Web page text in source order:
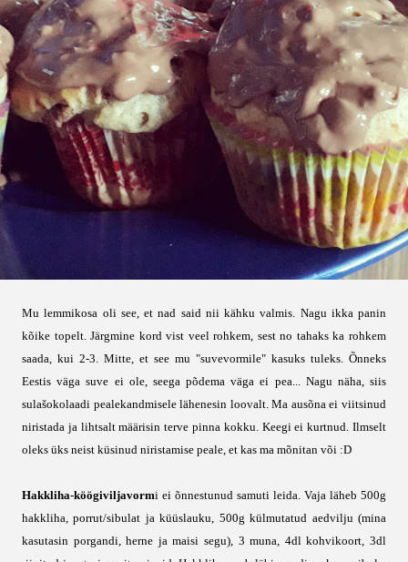
Mu lemmikosa oli see, et nad said nii kähku valmis. Nagu ikka panin
kõike topelt. Järgmine kord vist veel rohkem, sest no tahaks ka rohkem
saada, kui 2-3. Mitte, et see mu "suvevormile" kasuks tuleks. Õnneks
Eestis väga suve ei ole, seega põdema väga ei pea... Nagu näha, siis
sulašokolaadi pealekandmisele lähenesin loovalt. Ma ausõna ei viitsinud
niristada ja lihtsalt määrisin terve pinna kokku. Keegi ei kurtnud. Ilmselt
oleks üks neist küsinud niristamise peale, et kas ma mõnitan või :D
Hakkliha-köögiviljavormi ei õnnestunud samuti leida. Vaja läheb 500g
hakkliha, porrut/sibulat ja küüslauku, 500g külmutatud aedvilju (mina
kasutasin porgandi, herne ja maisi segu), 3 muna, 4dl kohvikoort, 3dl